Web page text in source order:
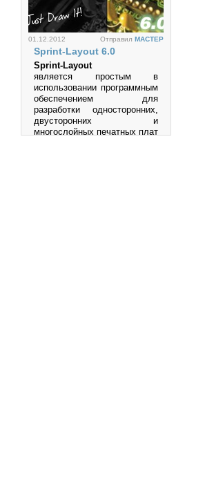
Просмотров: 46167
01.12.2012 Отправил MACTEP
Sprint-Layout 6.0
Sprint-Layout
является простым в
использовании программным
обеспечением для
разработки односторонних,
двусторонних и
многослойных печатных плат